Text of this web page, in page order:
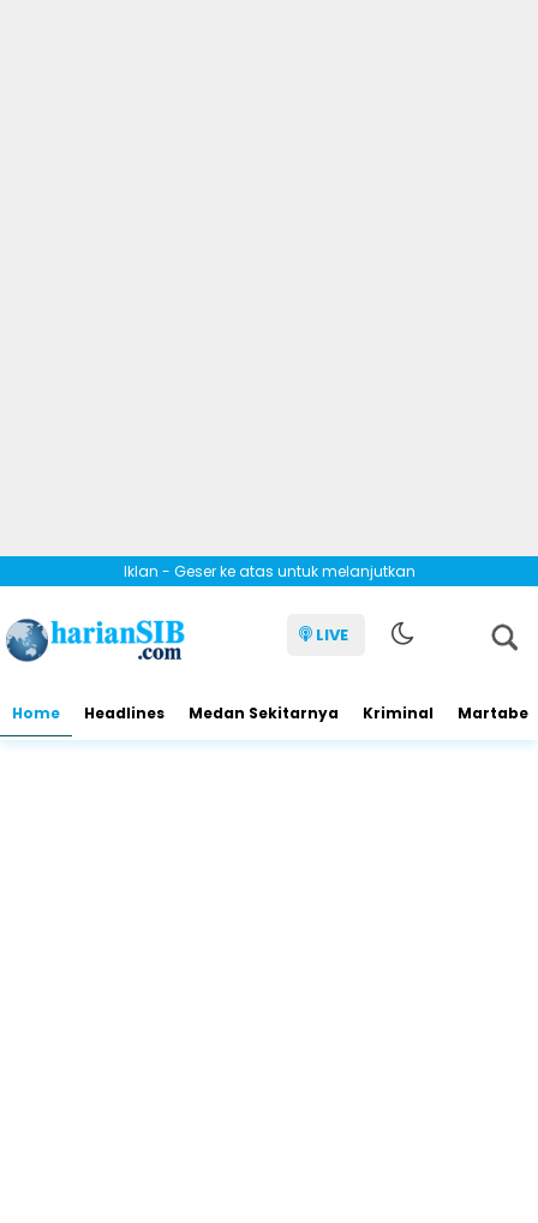
Iklan - Geser ke atas untuk melanjutkan
LIVE
Home Headlines Medan Sekitarnya Kriminal Martabe